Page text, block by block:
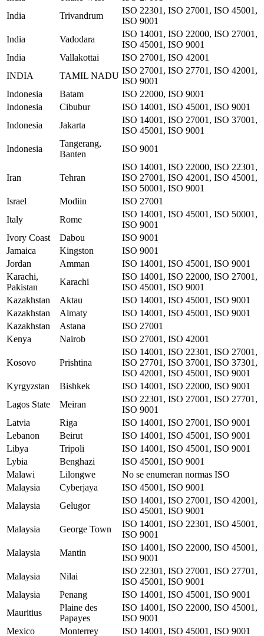
India
Trivandrum
ISO 22301, ISO 27001, ISO 45001,
ISO 9001
India
Vadodara
ISO 14001, ISO 22000, ISO 27001,
ISO 45001, ISO 9001
India
Vallakottai
ISO 27001, ISO 42001
INDIA
TAMIL NADU
ISO 27001, ISO 27701, ISO 42001,
ISO 9001
Indonesia
Batam
ISO 22000, ISO 9001
Indonesia
Cibubur
ISO 14001, ISO 45001, ISO 9001
Indonesia
Jakarta
ISO 14001, ISO 27001, ISO 37001,
ISO 45001, ISO 9001
Indonesia
Tangerang,
Banten
ISO 9001
Iran Tehran
ISO 14001, ISO 22000, ISO 22301,
ISO 27001, ISO 42001, ISO 45001,
ISO 50001, ISO 9001
Israel
Modiin
ISO 27001
Italy
Rome
ISO 14001, ISO 45001, ISO 50001,
ISO 9001
Ivory Coast
Dabou
ISO 9001
Jamaica
Kingston
ISO 9001
Jordan
Amman
ISO 14001, ISO 45001, ISO 9001
Karachi,
Pakistan
Karachi
ISO 14001, ISO 22000, ISO 27001,
ISO 45001, ISO 9001
Kazakhstan
Aktau
ISO 14001, ISO 45001, ISO 9001
Kazakhstan
Almaty
ISO 14001, ISO 45001, ISO 9001
Kazakhstan
Astana
ISO 27001
Kenya
Nairob ISO 27001, ISO 42001
Kosovo Prishtina
ISO 14001, ISO 22301, ISO 27001,
ISO 27701, ISO 37001, ISO 37301,
ISO 42001, ISO 45001, ISO 9001
Kyrgyzstan
Bishkek
ISO 14001, ISO 22000, ISO 9001
Lagos State
Meiran
ISO 22301, ISO 27001, ISO 27701,
ISO 9001
Latvia
Riga
ISO 14001, ISO 27001, ISO 9001
Lebanon
Beirut
ISO 14001, ISO 45001, ISO 9001
Libya
Tripoli
ISO 14001, ISO 45001, ISO 9001
Lybia
Benghazi
ISO 45001, ISO 9001
Malawi
Lilongwe
No se enumeran normas ISO
Malaysia
Cyberjaya
ISO 45001, ISO 9001
Malaysia
Gelugor
ISO 14001, ISO 27001, ISO 42001,
ISO 45001, ISO 9001
Malaysia
George Town
ISO 14001, ISO 22301, ISO 45001,
ISO 9001
Malaysia
Mantin
ISO 14001, ISO 22000, ISO 45001,
ISO 9001
Malaysia
Nilai
ISO 22301, ISO 27001, ISO 27701,
ISO 45001, ISO 9001
Malaysia
Penang
ISO 14001, ISO 45001, ISO 9001
Mauritius
Plaine des
Papayes
ISO 14001, ISO 22000, ISO 45001,
ISO 9001
Mexico
Monterrey ISO 14001, ISO 45001, ISO 9001